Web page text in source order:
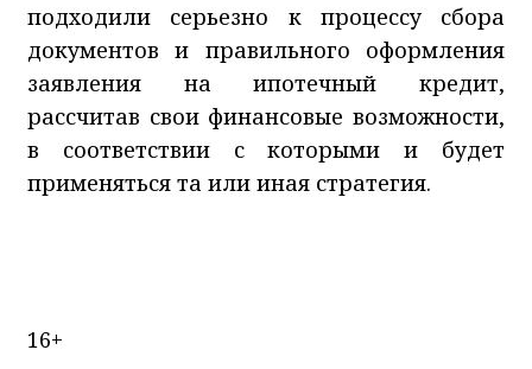
подходили серьезно к процессу сбора
документов и правильного оформления
заявления на ипотечный кредит,
рассчитав свои финансовые возможности,
в соответствии с которыми и будет
применяться та или иная стратегия.
16+